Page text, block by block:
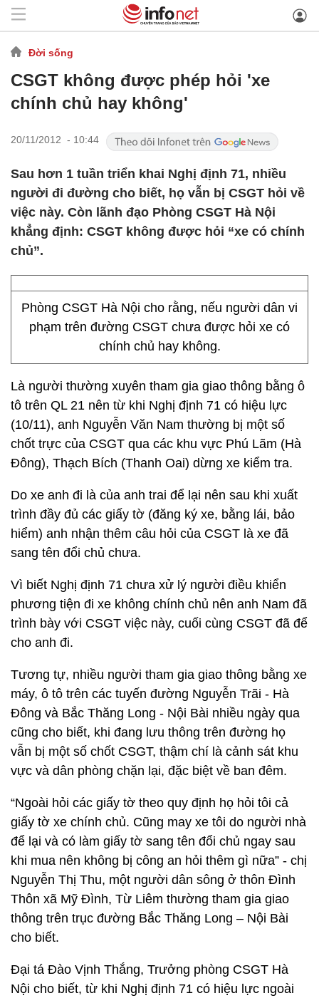
Đời sống
CSGT không được phép hỏi 'xe
chính chủ hay không'
20/11/2012 - 10:44
Sau hơn 1 tuần triển khai Nghị định 71, nhiều
người đi đường cho biết, họ vẫn bị CSGT hỏi về
việc này. Còn lãnh đạo Phòng CSGT Hà Nội
khẳng định: CSGT không được hỏi “xe có chính
chủ”.
Phòng CSGT Hà Nội cho rằng, nếu người dân vi
phạm trên đường CSGT chưa được hỏi xe có
chính chủ hay không.
Là người thường xuyên tham gia giao thông bằng ô
tô trên QL 21 nên từ khi Nghị định 71 có hiệu lực
(10/11), anh Nguyễn Văn Nam thường bị một số
chốt trực của CSGT qua các khu vực Phú Lãm (Hà
Đông), Thạch Bích (Thanh Oai) dừng xe kiểm tra.
Do xe anh đi là của anh trai để lại nên sau khi xuất
trình đầy đủ các giấy tờ (đăng ký xe, bằng lái, bảo
hiểm) anh nhận thêm câu hỏi của CSGT là xe đã
sang tên đổi chủ chưa.
Vì biết Nghị định 71 chưa xử lý người điều khiển
phương tiện đi xe không chính chủ nên anh Nam đã
trình bày với CSGT việc này, cuối cùng CSGT đã để
cho anh đi.
Tương tự, nhiều người tham gia giao thông bằng xe
máy, ô tô trên các tuyến đường Nguyễn Trãi - Hà
Đông và Bắc Thăng Long - Nội Bài nhiều ngày qua
cũng cho biết, khi đang lưu thông trên đường họ
vẫn bị một số chốt CSGT, thậm chí là cảnh sát khu
vực và dân phòng chặn lại, đặc biệt về ban đêm.
“Ngoài hỏi các giấy tờ theo quy định họ hỏi tôi cả
giấy tờ xe chính chủ. Cũng may xe tôi do người nhà
để lại và có làm giấy tờ sang tên đổi chủ ngay sau
khi mua nên không bị công an hỏi thêm gì nữa” - chị
Nguyễn Thị Thu, một người dân sông ở thôn Đình
Thôn xã Mỹ Đình, Từ Liêm thường tham gia giao
thông trên trục đường Bắc Thăng Long – Nội Bài
cho biết.
Đại tá Đào Vịnh Thắng, Trưởng phòng CSGT Hà
Nội cho biết, từ khi Nghị định 71 có hiệu lực ngoài